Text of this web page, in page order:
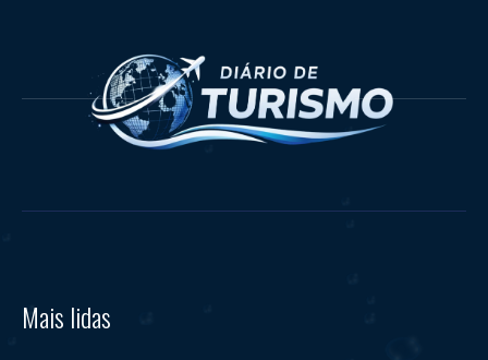
Mais lidas